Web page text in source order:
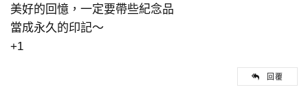
美好的回憶，一定要帶些紀念品
當成永久的印記～
+1
回覆